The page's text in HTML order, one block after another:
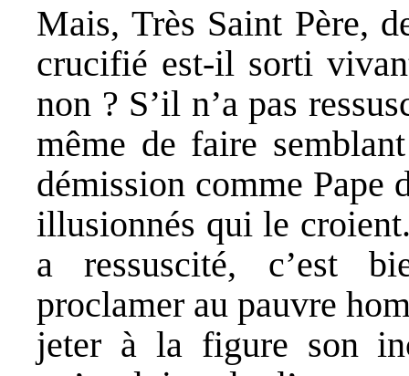
Mais, Très Saint Père,
crucifié est-il sorti
non ? S’il n’a pas
même de faire
démission comme Pape
illusionnés qui le
a ressuscité, c’est
proclamer au pauvre
jeter à la figure son